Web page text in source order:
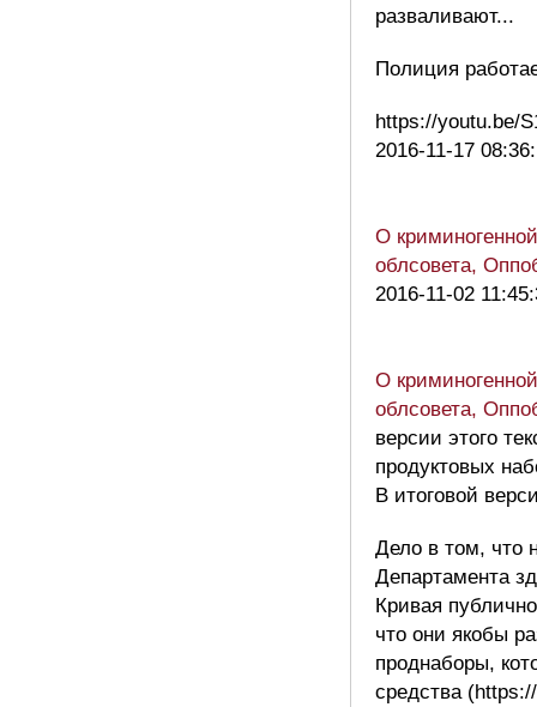
разваливают...
Полиция
https://youtu.be/
2016-11-17
О
облсовета,
2016-11-02
О
облсовета,
версии этого
продуктовых
В итоговой
Дело в том, что
Департамента
Кривая
что они якобы
проднаборы,
средства